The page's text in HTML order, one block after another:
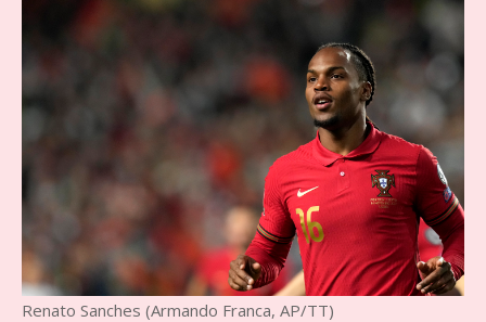
Renato Sanches (Armando Franca, AP/TT)